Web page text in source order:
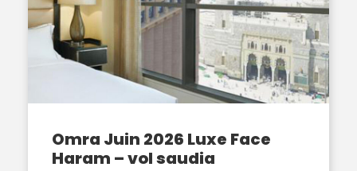
Omra Juin 2026 Luxe Face
Haram – vol saudia